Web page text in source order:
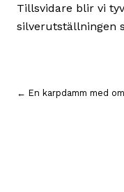
Tillsvidare blir vi
silverutställningen
← En karpdamm med